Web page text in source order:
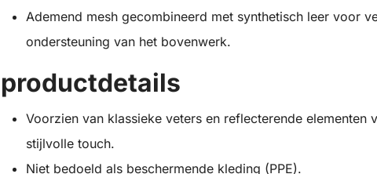
Ademend mesh gecombineerd met synthetisch leer voor
ondersteuning van het bovenwerk.
productdetails
Voorzien van klassieke veters en reflecterende elementen
stijlvolle touch.
Niet bedoeld als beschermende kleding (PPE).